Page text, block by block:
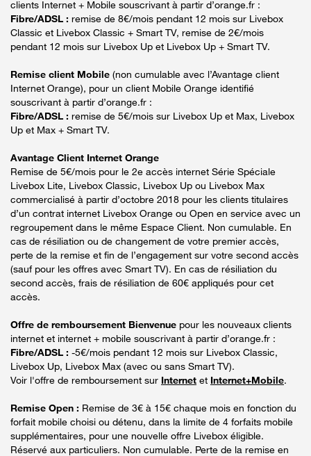
clients Internet + Mobile souscrivant à partir d’orange.fr :
Fibre/ADSL : remise de 8€/mois pendant 12 mois sur Livebox
Classic et Livebox Classic + Smart TV, remise de 2€/mois
pendant 12 mois sur Livebox Up et Livebox Up + Smart TV.
Remise client Mobile (non cumulable avec l’Avantage client
Internet Orange), pour un client Mobile Orange identifié
souscrivant à partir d’orange.fr :
Fibre/ADSL : remise de 5€/mois sur Livebox Up et Max, Livebox
Up et Max + Smart TV.
Avantage Client Internet Orange
Remise de 5€/mois pour le 2e accès internet Série Spéciale
Livebox Lite, Livebox Classic, Livebox Up ou Livebox Max
commercialisé à partir d’octobre 2018 pour les clients titulaires
d’un contrat internet Livebox Orange ou Open en service avec un
regroupement dans le même Espace Client. Non cumulable. En
cas de résiliation ou de changement de votre premier accès,
perte de la remise et fin de l’engagement sur votre second accès
(sauf pour les offres avec Smart TV). En cas de résiliation du
second accès, frais de résiliation de 60€ appliqués pour cet
accès.
Offre de remboursement Bienvenue pour les nouveaux clients
internet et internet + mobile souscrivant à partir d’orange.fr :
Fibre/ADSL : -5€/mois pendant 12 mois sur Livebox Classic,
Livebox Up, Livebox Max (avec ou sans Smart TV).
Voir l'offre de remboursement sur Internet et Internet+Mobile.
Remise Open : Remise de 3€ à 15€ chaque mois en fonction du
forfait mobile choisi ou détenu, dans la limite de 4 forfaits mobile
supplémentaires, pour une nouvelle offre Livebox éligible.
Réservé aux particuliers. Non cumulable. Perte de la remise en